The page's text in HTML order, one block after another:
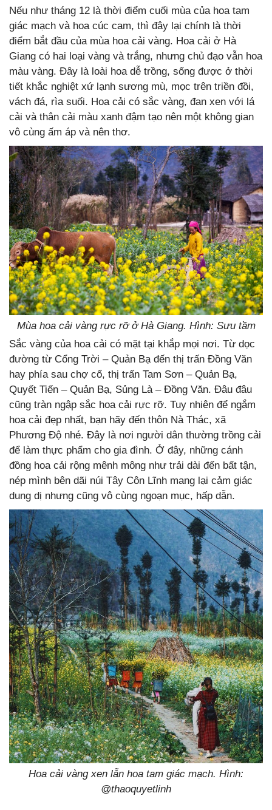
Nếu như tháng 12 là thời điểm cuối mùa của hoa tam
giác mạch và hoa cúc cam, thì đây lại chính là thời
điểm bắt đầu của mùa hoa cải vàng. Hoa cải ở Hà
Giang có hai loại vàng và trắng, nhưng chủ đạo vẫn hoa
màu vàng. Đây là loài hoa dễ trồng, sống được ở thời
tiết khắc nghiệt xứ lạnh sương mù, mọc trên triền đồi,
vách đá, rìa suối. Hoa cải có sắc vàng, đan xen với lá
cải và thân cải màu xanh đậm tạo nên một không gian
vô cùng ấm áp và nên thơ.
Mùa hoa cải vàng rực rỡ ở Hà Giang. Hình: Sưu tầm
Sắc vàng của hoa cải có mặt tại khắp mọi nơi. Từ dọc
đường từ Cổng Trời – Quản Bạ đến thị trấn Đồng Văn
hay phía sau chợ cổ, thị trấn Tam Sơn – Quản Bạ,
Quyết Tiến – Quản Bạ, Sủng Là – Đồng Văn. Đâu đâu
cũng tràn ngập sắc hoa cải rực rỡ. Tuy nhiên để ngắm
hoa cải đẹp nhất, bạn hãy đến thôn Nà Thác, xã
Phương Độ nhé. Đây là nơi người dân thường trồng cải
để làm thực phẩm cho gia đình. Ở đây, những cánh
đồng hoa cải rộng mênh mông như trải dài đến bất tận,
nép mình bên dãi núi Tây Côn Lĩnh mang lại cảm giác
dung dị nhưng cũng vô cùng ngoạn mục, hấp dẫn.
Hoa cải vàng xen lẫn hoa tam giác mạch. Hình:
@thaoquyetlinh